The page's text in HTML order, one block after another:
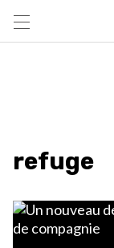
refuge